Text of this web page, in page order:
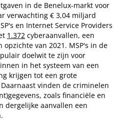
in de Benelux-markt voor
verwachting € 3,04 miljard
en Internet Service Providers
1.372 cyberaanvallen, een
van 2021. MSP's in de
doelwit te zijn voor
in het systeem van een
krijgen tot een grote
vinden de criminelen
zoals financiële en
dergelijke aanvallen een